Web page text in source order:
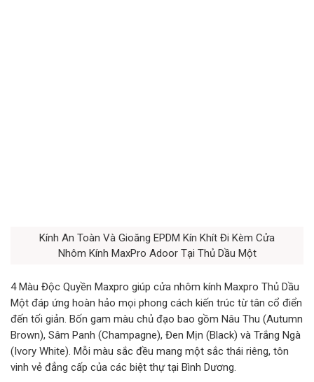
Kính An Toàn Và Gioăng EPDM Kín Khít Đi Kèm Cửa
Nhôm Kính MaxPro Adoor Tại Thủ Dầu Một
4 Màu Độc Quyền Maxpro giúp cửa nhôm kính Maxpro Thủ Dầu
Một đáp ứng hoàn hảo mọi phong cách kiến trúc từ tân cổ điển
đến tối giản. Bốn gam màu chủ đạo bao gồm Nâu Thu (Autumn
Brown), Sâm Panh (Champagne), Đen Mịn (Black) và Trắng Ngà
(Ivory White). Mỗi màu sắc đều mang một sắc thái riêng, tôn
vinh vẻ đẳng cấp của các biệt thự tại Bình Dương.